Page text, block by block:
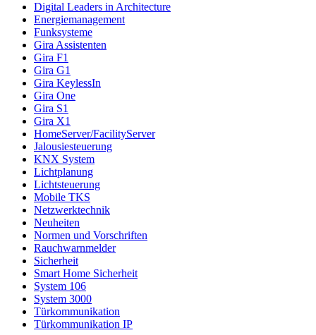
Digital Leaders in Architecture
Energiemanagement
Funksysteme
Gira Assistenten
Gira F1
Gira G1
Gira KeylessIn
Gira One
Gira S1
Gira X1
HomeServer/FacilityServer
Jalousiesteuerung
KNX System
Lichtplanung
Lichtsteuerung
Mobile TKS
Netzwerktechnik
Neuheiten
Normen und Vorschriften
Rauchwarnmelder
Sicherheit
Smart Home Sicherheit
System 106
System 3000
Türkommunikation
Türkommunikation IP